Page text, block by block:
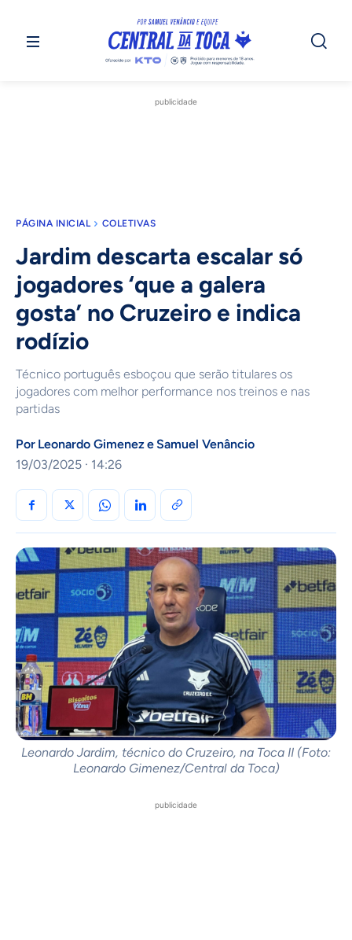
publicidade
PÁGINA INICIAL COLETIVAS
Jardim descarta escalar só
jogadores ‘que a galera
gosta’ no Cruzeiro e indica
rodízio
Técnico português esboçou que serão titulares os
jogadores com melhor performance nos treinos e nas
partidas
Por Leonardo Gimeneze Samuel Venâncio
19/03/2025 · 14:26
Leonardo Jardim, técnico do Cruzeiro, na Toca II (Foto:
Leonardo Gimenez/Central da Toca)
publicidade